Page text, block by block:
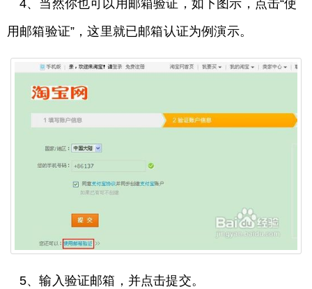
4、当然你也可以用邮箱验证，如下图示，点击“使
用邮箱验证”，这里就已邮箱认证为例演示。
5、输入验证邮箱，并点击提交。